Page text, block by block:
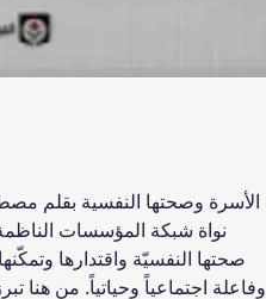
الأسرة وصحتها النفسية بقلم
نواة شبكة المؤسسات الناظمة
صحتها النفسيّة واقتدارها
وفاعلة اجتماعياً وحياتياً. من هنا